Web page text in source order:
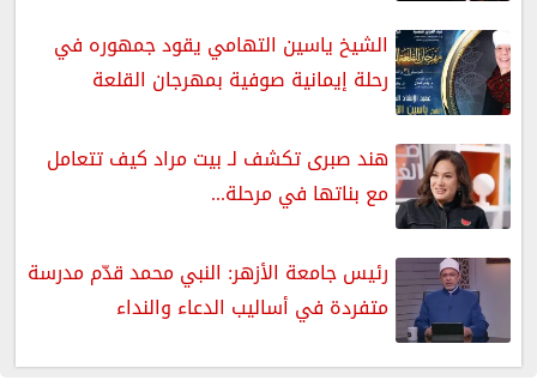
الشيخ ياسين التهامي يقود جمهوره في
رحلة إيمانية صوفية بمهرجان القلعة
هند صبرى تكشف لـ بيت مراد كيف تتعامل
مع بناتها في مرحلة...
رئيس جامعة الأزهر: النبي محمد قدّم مدرسة
متفردة في أساليب الدعاء والنداء